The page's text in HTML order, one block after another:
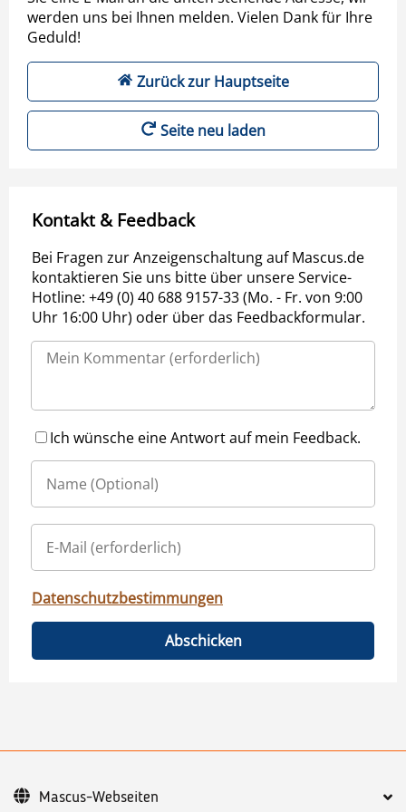
werden uns bei Ihnen melden. Vielen Dank für Ihre
Geduld!
Zurück zur Hauptseite
Seite neu laden
Kontakt & Feedback
Bei Fragen zur Anzeigenschaltung auf Mascus.de
kontaktieren Sie uns bitte über unsere Service-
Hotline: +49 (0) 40 688 9157-33 (Mo. - Fr. von 9:00
Uhr 16:00 Uhr) oder über das Feedbackformular.
Ich wünsche eine Antwort auf mein Feedback.
Datenschutzbestimmungen
Abschicken
Mascus-Webseiten